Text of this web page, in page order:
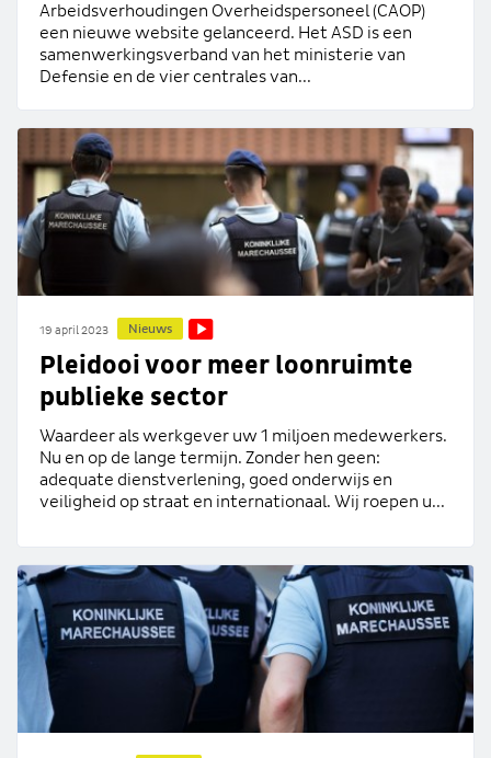
Arbeidsverhoudingen Overheidspersoneel (CAOP)
een nieuwe website gelanceerd. Het ASD is een
samenwerkingsverband van het ministerie van
Defensie en de vier centrales van...
19 april 2023 Nieuws
Pleidooi voor meer loonruimte
publieke sector
Waardeer als werkgever uw 1 miljoen medewerkers.
Nu en op de lange termijn. Zonder hen geen:
adequate dienstverlening, goed onderwijs en
veiligheid op straat en internationaal. Wij roepen u...